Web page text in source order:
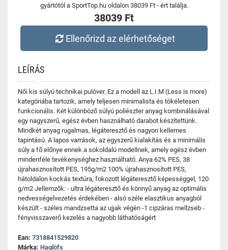
gyártótól a SportTop.hu oldalon 38039 Ft - ért találja.
38039 Ft
Ellenőrizd az elérhetőséget
LEÍRÁS
Női kis súlyú technikai pulóver. Ez a modell az L.I.M (Less is more)
kategóriába tartozik, amely teljesen minimalista és tökéletesen
funkcionális. Két különböző súlyú poliészter anyag kombinálásával
egy nagyszerű, egész évben használható darabot készítettünk.
Mindkét anyag rugalmas, légáteresztő és nagyon kellemes
tapintású. A lapos varrások, az egyszerű kialakítás és a minimális
súly a fő előnye ennek a sokoldalú modellnek, amely egész évben
mindenféle tevékenységhez használható. Anya 62% PES, 38
újrahasznosított PES, 195g/m2 100% újrahasznosított PES,
hátoldalon kockás textúra, fokozott légáteresztő képességgel, 120
g/m2 Jellemzők: - ultra légáteresztő és könnyű anyag az optimális
nedvességelvezetés érdekében - alsó széle elasztikus anyagból
készült - széles mandzsetta az ujjak végén -1 cipzáras mellzseb -
fényvisszaverő kezelés a nagyobb láthatóságért
Ean: 7318841529820
Márka: Haglöfs